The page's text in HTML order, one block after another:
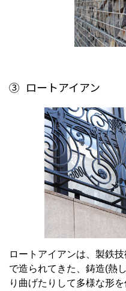
③ ロートアイアン
ロートアイアンは、製鉄
で造られてきた、鋳造(熱
り曲げたりして多様な形